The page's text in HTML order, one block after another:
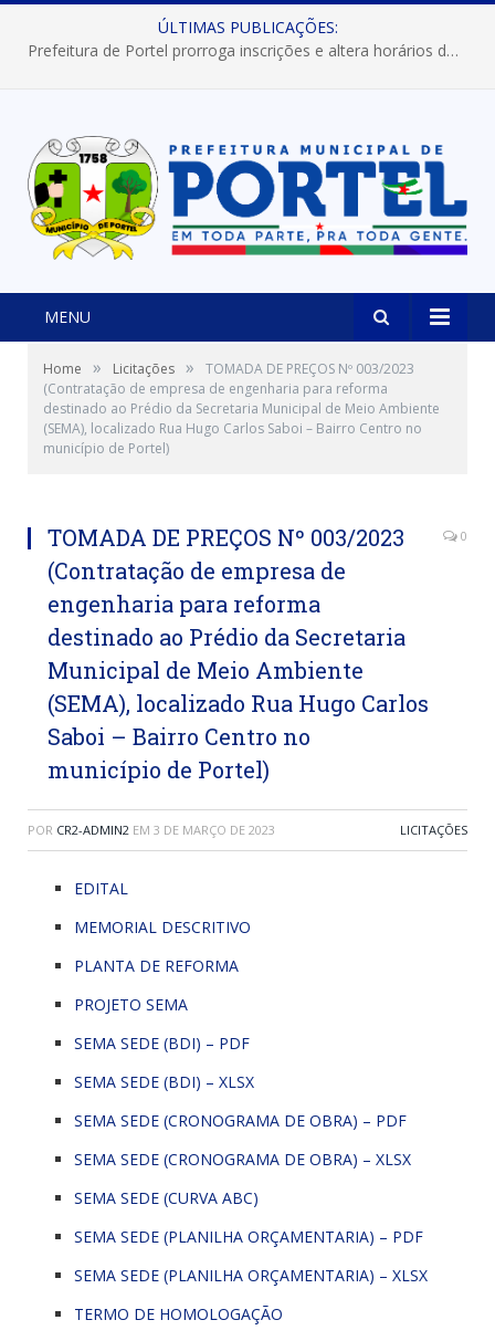
ÚLTIMAS PUBLICAÇÕES:
Prefeitura de Portel prorroga inscrições e altera horários dos concursos “Musa” e “Miss Mix Verão 2026”
MENU
Home » Licitações »
TOMADA DE PREÇOS Nº 003/2023
(Contratação de empresa de engenharia para reforma
destinado ao Prédio da Secretaria Municipal de Meio Ambiente
(SEMA), localizado Rua Hugo Carlos Saboi – Bairro Centro no
município de Portel)
TOMADA DE PREÇOS Nº 003/2023
(Contratação de empresa de
engenharia para reforma
destinado ao Prédio da Secretaria
Municipal de Meio Ambiente
(SEMA), localizado Rua Hugo Carlos
Saboi – Bairro Centro no
município de Portel)
0
POR CR2-ADMIN2 EM 3 DE MARÇO DE 2023 LICITAÇÕES
EDITAL
MEMORIAL DESCRITIVO
PLANTA DE REFORMA
PROJETO SEMA
SEMA SEDE (BDI) – PDF
SEMA SEDE (BDI) – XLSX
SEMA SEDE (CRONOGRAMA DE OBRA) – PDF
SEMA SEDE (CRONOGRAMA DE OBRA) – XLSX
SEMA SEDE (CURVA ABC)
SEMA SEDE (PLANILHA ORÇAMENTARIA) – PDF
SEMA SEDE (PLANILHA ORÇAMENTARIA) – XLSX
TERMO DE HOMOLOGAÇÃO